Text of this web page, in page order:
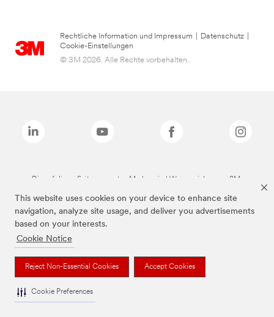
This website uses cookies on your device to enhance site
navigation, analyze site usage, and deliver you advertisements
based on your interests.
Cookie Notice
Reject Non-Essential Cookies Accept Cookies
Cookie Preferences
Rechtliche Information und Impressum Datenschutz
Cookie-Einstellungen
© 3M 2026. Alle Rechte vorbehalten..
Die auf dieser Seite genannten Marken sind Warenzeichen von 3M.